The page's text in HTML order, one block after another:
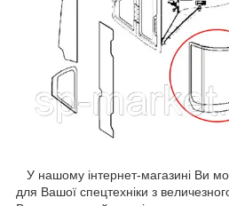
У нашому інтернет-магазині Ви
для Вашої спецтехніки з